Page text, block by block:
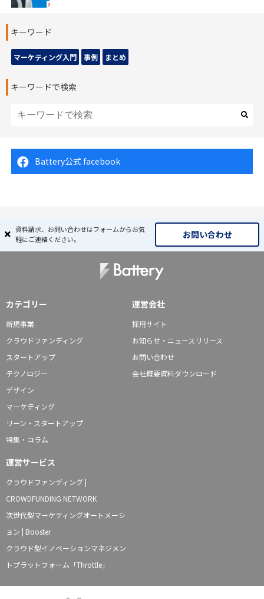
キーワード
マーケティング入門 事例 まとめ
キーワードで検索
Battery公式 facebook
資料請求、お問い合わせはフォームからお気
軽にご連絡ください。
お問い合わせ
カテゴリー
新規事業
クラウドファンディング
スタートアップ
テクノロジー
デザイン
マーケティング
リーン・スタートアップ
特集・コラム
運営会社
採用サイト
お知らせ・ニュースリリース
お問い合わせ
会社概要資料ダウンロード
運営サービス
クラウドファンディング |
CROWDFUNDING NETWORK
次世代型マーケティングオートメーシ
ョン | Booster
クラウド型イノベーションマネジメン
トプラットフォーム「Throttle」